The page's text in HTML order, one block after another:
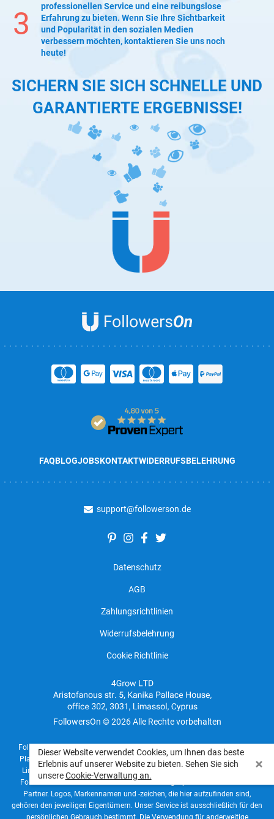
3
professionellen Service und eine reibungslose
Erfahrung zu bieten. Wenn Sie Ihre Sichtbarkeit
und Popularität in den sozialen Medien
verbessern möchten, kontaktieren Sie uns noch
heute!
SICHERN SIE SICH SCHNELLE UND
GARANTIERTE ERGEBNISSE!
FAQBLOGJOBSKONTAKTWIDERRUFSBELEHRUNG
Datenschutz
AGB
Zahlungsrichtlinien
Widerrufsbelehrung
Cookie Richtlinie
FollowersOn © 2026 Alle Rechte vorbehalten
support@followerson.de
FollowersOn funktioniert unabhängig und steht mit keinen Social-Media-
Plattformen (wie Facebook, Instagram, YouTube, TikTok, Twitter, Spotify,
LinkedIn, Telegram, Twitch, Pinterest usw.) in Verbindung. Ebenso wird
FollowersOn von keinem dieser Unternehmen gesponsert oder ist deren
Partner. Logos, Markennamen und -zeichen, die hier aufzufinden sind,
gehören den jeweiligen Eigentümern. Unser Service ist ausschließlich für den
persönlichen Gebrauch bestimmt. Die Verwendung für anderweitige
Dieser Website verwendet Cookies, um Ihnen das beste
Erlebnis auf unserer Website zu bieten. Sehen Sie sich
unsereCookie-Verwaltung an.